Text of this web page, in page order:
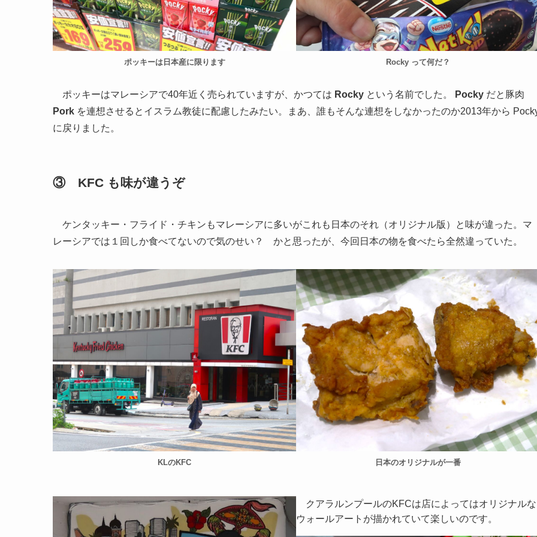
ポッキーは日本産に限ります Rocky って何だ？
ポッキーはマレーシアで40年近く売られていますが、かつては Rocky という名前でした。 Pocky だと豚肉
Pork を連想させるとイスラム教徒に配慮したみたい。まあ、誰もそんな連想をしなかったのか2013年から
に戻りました。
③ KFC も味が違うぞ
ケンタッキー・フライド・チキンもマレーシアに多いがこれも日本のそれ（オリジナル版）と味が違った。マ
レーシアでは１回しか食べてないので気のせい？ かと思ったが、今回日本の物を食べたら全然違っていた。
KLのKFC 日本のオリジナルが一番
クアラルンプールのKFCは店によってはオリジナルな
ウォールアートが描かれていて楽しいのです。